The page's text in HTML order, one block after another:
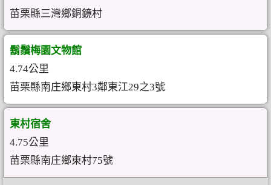
苗栗縣三灣鄉銅鏡村
鬍鬚梅園文物館
4.74公里
苗栗縣南庄鄉東村3鄰東江29之3號
東村宿舍
4.75公里
苗栗縣南庄鄉東村75號